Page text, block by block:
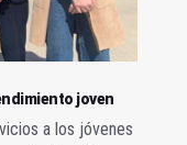
joven
a los jóvenes